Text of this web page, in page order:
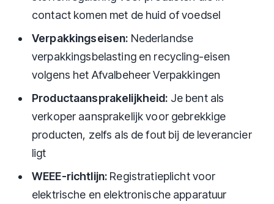
contact komen met de huid of voedsel
Verpakkingseisen: Nederlandse
verpakkingsbelasting en recycling-eisen
volgens het Afvalbeheer Verpakkingen
Productaansprakelijkheid: Je bent als
verkoper aansprakelijk voor gebrekkige
producten, zelfs als de fout bij de leverancier
ligt
WEEE-richtlijn: Registratieplicht voor
elektrische en elektronische apparatuur